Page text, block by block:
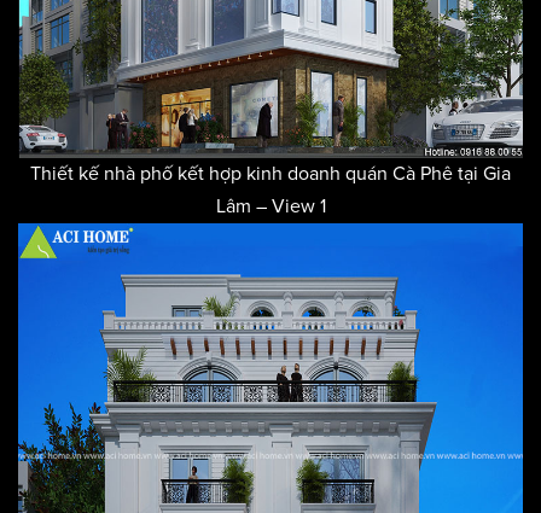
Thiết kế nhà phố kết hợp kinh doanh quán Cà Phê tại Gia
Lâm – View 1